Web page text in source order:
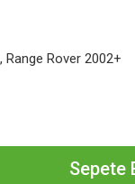
,Range Rover 2002+
Sepete